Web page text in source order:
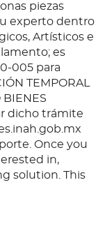
piezas
experto dentro
Artísticos e
es
005 para
TEMPORAL
BIENES
dicho trámite
Once you
in,
solution. This